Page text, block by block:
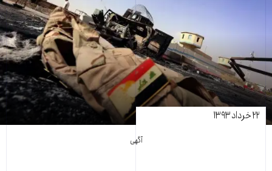
۲۲ خرداد ۱۳۹۳
آگهی